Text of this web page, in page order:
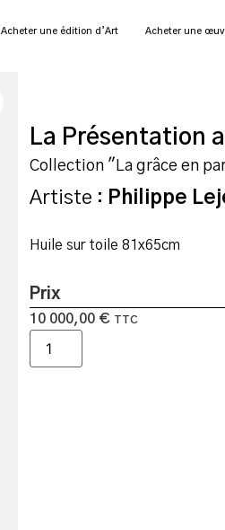
Acheter une édition d’Art Acheter une
La Présentation
Collection "La grâce en
Artiste : Philippe
Huile sur toile 81x65cm
Prix
10 000,00 € TTC